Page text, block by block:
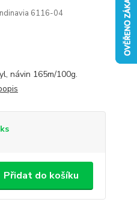
6116-04
návin 165m/100g.
Přidat do košíku